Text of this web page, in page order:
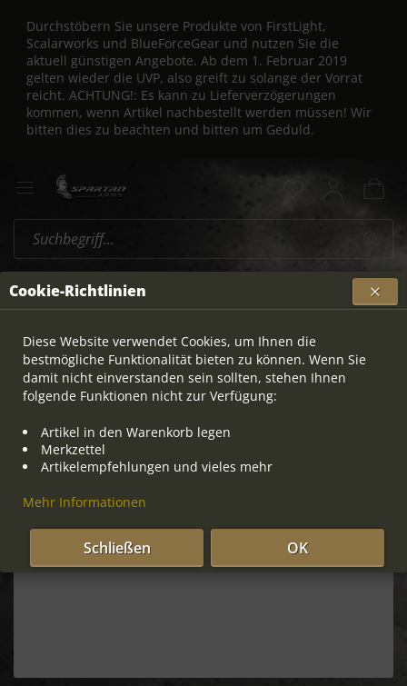
Durchstöbern Sie unsere Produkte von FirstLight,
Scalarworks und BlueForceGear und nutzen Sie die
aktuell günstigen Angebote. Ab dem 1. Februar 2019
gelten wieder die UVP, also greift zu solange der Vorrat
reicht. ACHTUNG!: Es kann zu Lieferverzögerungen
kommen, wenn Artikel nachbestellt werden müssen! Wir
bitten dies zu beachten und bitten um Geduld.
AUSVERKAUFT
Cookie-Richtlinien
Diese Website verwendet Cookies, um Ihnen die
bestmögliche Funktionalität bieten zu können. Wenn Sie
damit nicht einverstanden sein sollten, stehen Ihnen
folgende Funktionen nicht zur Verfügung:
Artikel in den Warenkorb legen
Merkzettel
Artikelempfehlungen und vieles mehr
Mehr Informationen
OK
Schließen